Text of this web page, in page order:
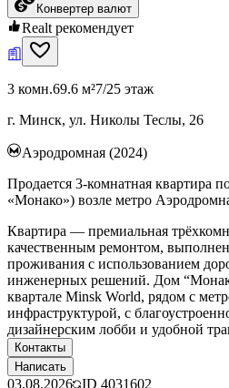
Конвертер валют
Realt рекомендует
3 комн.69.6 м²7/25 этаж
г. Минск, ул. Николы Теслы, 26
Аэродромная (2024)
Продается 3-комнатная квартира
«Монако») возле метро
Квартира — премиальная
качественным ремонтом,
проживания с использованием
инженерных решений. Дом
квартале Minsk World, рядом с
инфраструктурой, с
дизайнерским лобби и удобной
Контакты
Написать
03.08.2026 ID 4031602